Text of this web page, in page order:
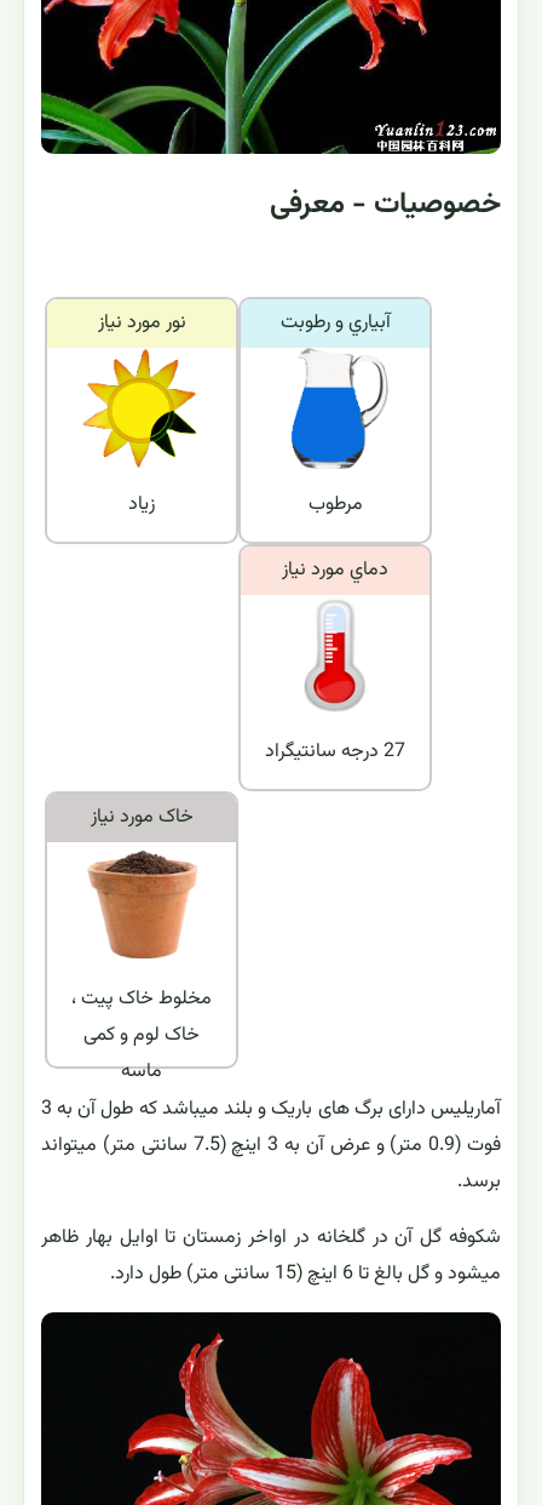
خصوصیات - معرفی
نور مورد نياز
زیاد
آبياري و رطوبت
مرطوب
دماي مورد نياز
27 درجه سانتیگراد
خاک مورد نياز
مخلوط خاک پیت ،
خاک لوم و کمی
ماسه
آماریلیس دارای برگ های باریک و بلند میباشد که طول آن به 3
فوت (0.9 متر) و عرض آن به 3 اینچ (7.5 سانتی متر) میتواند
برسد.
شکوفه گل آن در گلخانه در اواخر زمستان تا اوایل بهار ظاهر
میشود و گل بالغ تا 6 اینچ (15 سانتی متر) طول دارد.